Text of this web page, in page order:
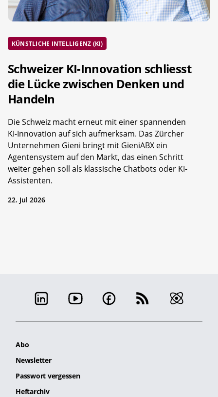
KÜNSTLICHE INTELLIGENZ (KI)
Schweizer KI-Innovation schliesst
die Lücke zwischen Denken und
Handeln
Die Schweiz macht erneut mit einer spannenden
KI-Innovation auf sich aufmerksam. Das Zürcher
Unternehmen Gieni bringt mit GieniABX ein
Agentensystem auf den Markt, das einen Schritt
weiter gehen soll als klassische Chatbots oder KI-
Assistenten.
22. Jul 2026
Abo
Newsletter
Passwort vergessen
Heftarchiv